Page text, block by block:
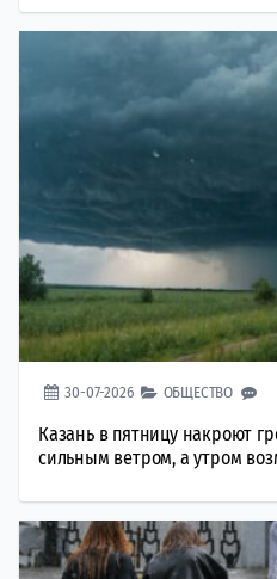
30-07-2026 ОБЩЕСТВО
Казань в пятницу накроют
сильным ветром, а утром